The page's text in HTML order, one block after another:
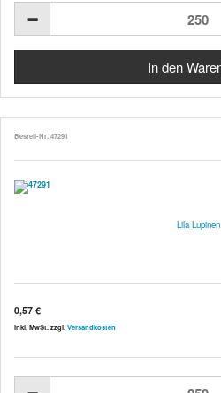
Bestell-Nr. 47291
Lila Lupinen
0,57 €
inkl. MwSt. zzgl. Versandkosten